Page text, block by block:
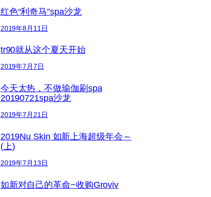
红色“利奇马”spa沙龙
2019年8月11日
tr90就从这个夏天开始
2019年7月7日
今天太热，不做瑜伽刷spa
20190721spa沙龙
2019年7月21日
2019Nu Skin 如新上海超级年会～
(上)
2019年7月13日
如新对自己的革命−收购Groviv